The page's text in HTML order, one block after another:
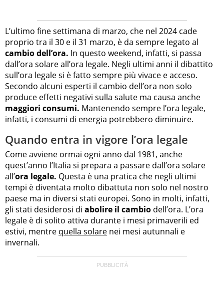
L’ultimo fine settimana di marzo, che nel 2024 cade
proprio tra il 30 e il 31 marzo, è da sempre legato al
cambio dell’ora. In questo weekend, infatti, si passa
dall’ora solare all’ora legale. Negli ultimi anni il dibattito
sull’ora legale si è fatto sempre più vivace e acceso.
Secondo alcuni esperti il cambio dell’ora non solo
produce effetti negativi sulla salute ma causa anche
maggiori consumi. Mantenendo sempre l’ora legale,
infatti, i consumi di energia potrebbero diminuire.
Quando entra in vigore l’ora legale
Come avviene ormai ogni anno dal 1981, anche
quest’anno l’Italia si prepara a passare dall’ora solare
all’ora legale. Questa è una pratica che negli ultimi
tempi è diventata molto dibattuta non solo nel nostro
paese ma in diversi stati europei. Sono in molti, infatti,
gli stati desiderosi di abolire il cambio dell’ora. L’ora
legale è di solito attiva durante i mesi primaverili ed
estivi, mentre quella solare nei mesi autunnali e
invernali.